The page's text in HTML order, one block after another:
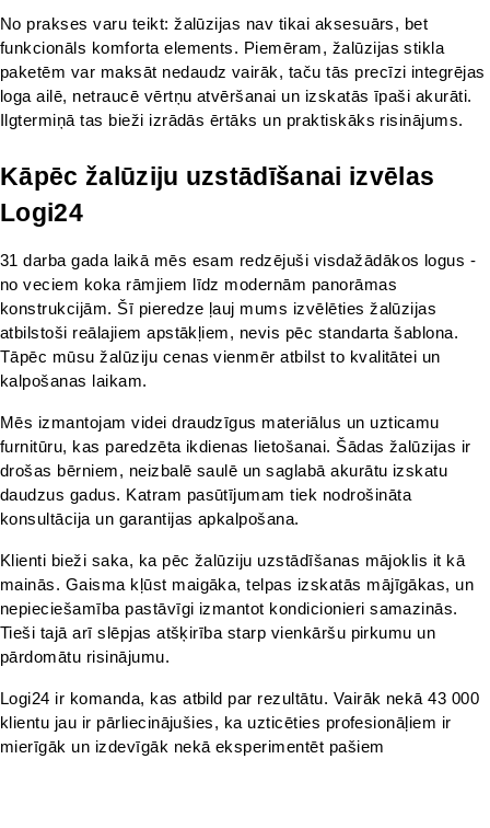
No prakses varu teikt: žalūzijas nav tikai aksesuārs, bet
funkcionāls komforta elements. Piemēram, žalūzijas stikla
paketēm var maksāt nedaudz vairāk, taču tās precīzi integrējas
loga ailē, netraucē vērtņu atvēršanai un izskatās īpaši akurāti.
Ilgtermiņā tas bieži izrādās ērtāks un praktiskāks risinājums.
Kāpēc žalūziju uzstādīšanai izvēlas
Logi24
31 darba gada laikā mēs esam redzējuši visdažādākos logus -
no veciem koka rāmjiem līdz modernām panorāmas
konstrukcijām. Šī pieredze ļauj mums izvēlēties žalūzijas
atbilstoši reālajiem apstākļiem, nevis pēc standarta šablona.
Tāpēc mūsu žalūziju cenas vienmēr atbilst to kvalitātei un
kalpošanas laikam.
Mēs izmantojam videi draudzīgus materiālus un uzticamu
furnitūru, kas paredzēta ikdienas lietošanai. Šādas žalūzijas ir
drošas bērniem, neizbalē saulē un saglabā akurātu izskatu
daudzus gadus. Katram pasūtījumam tiek nodrošināta
konsultācija un garantijas apkalpošana.
Klienti bieži saka, ka pēc žalūziju uzstādīšanas mājoklis it kā
mainās. Gaisma kļūst maigāka, telpas izskatās mājīgākas, un
nepieciešamība pastāvīgi izmantot kondicionieri samazinās.
Tieši tajā arī slēpjas atšķirība starp vienkāršu pirkumu un
pārdomātu risinājumu.
Logi24 ir komanda, kas atbild par rezultātu. Vairāk nekā 43 000
klientu jau ir pārliecinājušies, ka uzticēties profesionāļiem ir
mierīgāk un izdevīgāk nekā eksperimentēt pašiem